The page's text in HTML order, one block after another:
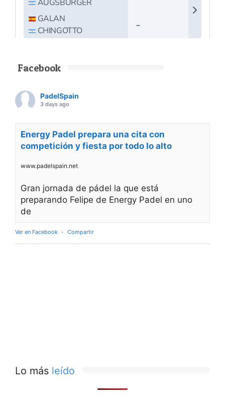
Facebook
PadelSpain
3 days ago
Energy Padel prepara una cita con
competición y fiesta por todo lo alto
www.padelspain.net
Gran jornada de pádel la que está
preparando Felipe de Energy Padel en uno
de
Ver en Facebook · Compartir
Lo más leído